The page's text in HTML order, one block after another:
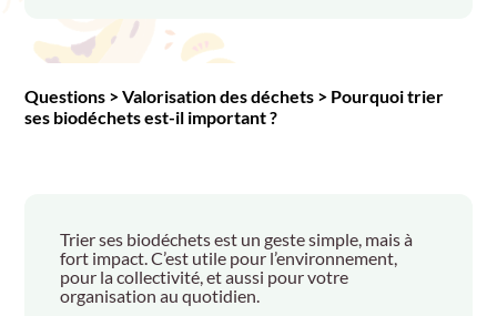
Questions >Valorisation des déchets > Pourquoi trier
ses biodéchets est-il important ?
Trier ses biodéchets est un geste simple, mais à
fort impact. C’est utile pour l’environnement,
pour la collectivité, et aussi pour votre
organisation au quotidien.